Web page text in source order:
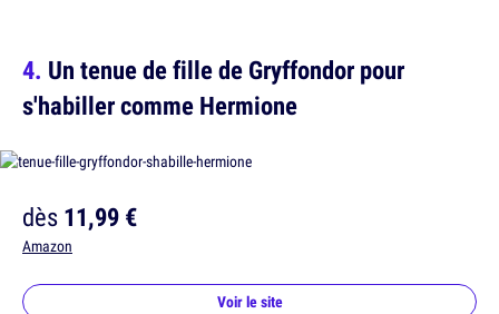
Un tenue de fille de Gryffondor pour
s'habiller comme Hermione
dès11,99 €
Amazon
Voir le site